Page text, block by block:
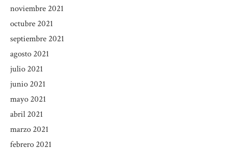
noviembre 2021
octubre 2021
septiembre 2021
agosto 2021
julio 2021
junio 2021
mayo 2021
abril 2021
marzo 2021
febrero 2021